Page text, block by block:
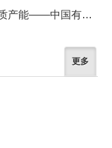
锻造无愧时代无愧使命的世界一流新质产能——中国有色金属工业的战略应对与破局之道（二）
更多